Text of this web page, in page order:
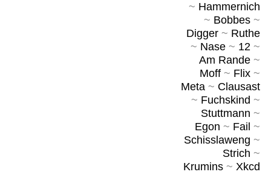
~ Hammernich
~ Bobbes~
Digger~ Ruthe
~ Nase~ 12~
Am Rande~
Moff~ Flix~
Meta~ Clausast
~ Fuchskind ~
Stuttmann ~
Egon ~ Fail ~
Schisslaweng ~
Strich ~
Krumins~ Xkcd